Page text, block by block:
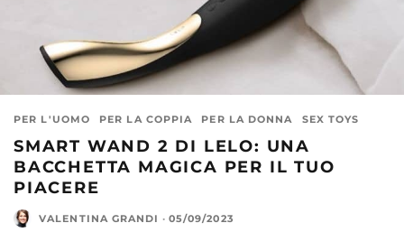
PER L'UOMO PER LA COPPIA PER LA DONNA SEX TOYS
SMART WAND 2 DI LELO: UNA
BACCHETTA MAGICA PER IL TUO
PIACERE
VALENTINA GRANDI · 05/09/2023